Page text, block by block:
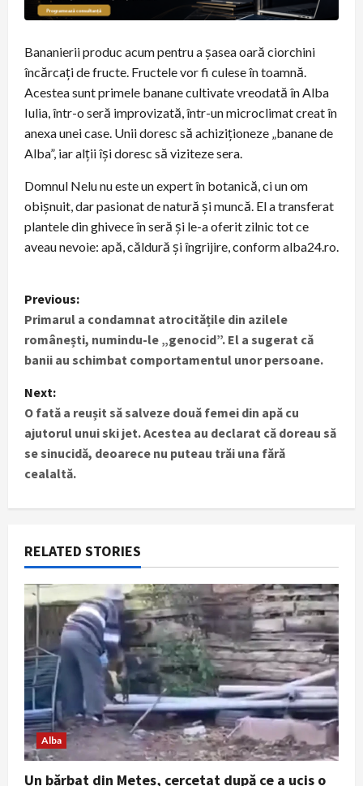
Bananierii produc acum pentru a şasea oară ciorchini
încărcaţi de fructe. Fructele vor fi culese în toamnă.
Acestea sunt primele banane cultivate vreodată în Alba
Iulia, într-o seră improvizată, într-un microclimat creat în
anexa unei case. Unii doresc să achiziţioneze „banane de
Alba”, iar alţii îşi doresc să viziteze sera.
Domnul Nelu nu este un expert în botanică, ci un om
obişnuit, dar pasionat de natură şi muncă. El a transferat
plantele din ghivece în seră şi le-a oferit zilnic tot ce
aveau nevoie: apă, căldură şi îngrijire, conform alba24.ro.
P
o
s
t
n
a
g
a
t
i
o
n
Previous:
Primarul a condamnat atrocitățile din azilele
românești, numindu-le „genocid”. El a sugerat că
banii au schimbat comportamentul unor persoane.
Next:
O fată a reușit să salveze două femei din apă cu
ajutorul unui ski jet. Acestea au declarat că doreau să
se sinucidă, deoarece nu puteau trăi una fără
cealaltă.
RELATED STORIES
Alba
Un bărbat din Meteș, cercetat după ce a ucis o